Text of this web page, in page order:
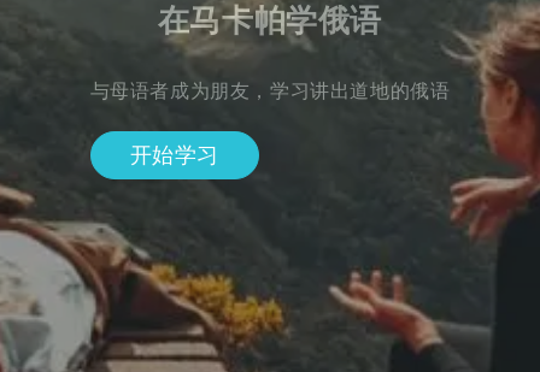
在马卡帕学俄语
与母语者成为朋友，学习讲出道地的俄语
开始学习